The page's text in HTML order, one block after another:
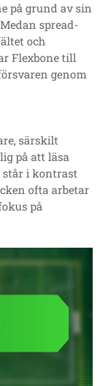
på grund av sin
spread-
och
Flexbone till
genom
särskilt
på att läsa
står i kontrast
ofta arbetar
på